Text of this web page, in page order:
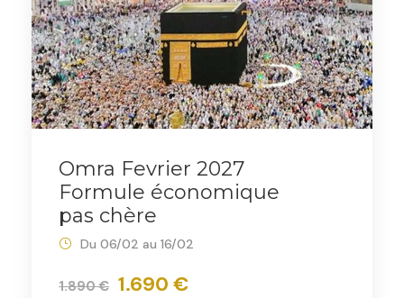
Omra Fevrier 2027
Formule économique
pas chère
1.890 € 1.690 €
Du 06/02 au 16/02